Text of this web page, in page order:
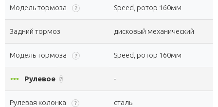
Модель тормоза ? Speed, ротор 160мм
Задний тормоз дисковый механический
Модель тормоза ? Speed, ротор 160мм
linear_scale Рулевое ? -
Рулевая колонка ? сталь